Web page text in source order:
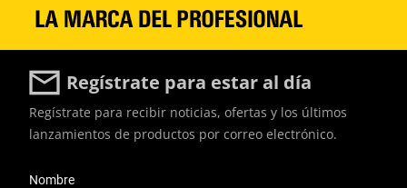
Regístrate para estar al día
Regístrate para recibir noticias, ofertas y los últimos
lanzamientos de productos por correo electrónico.
Nombre